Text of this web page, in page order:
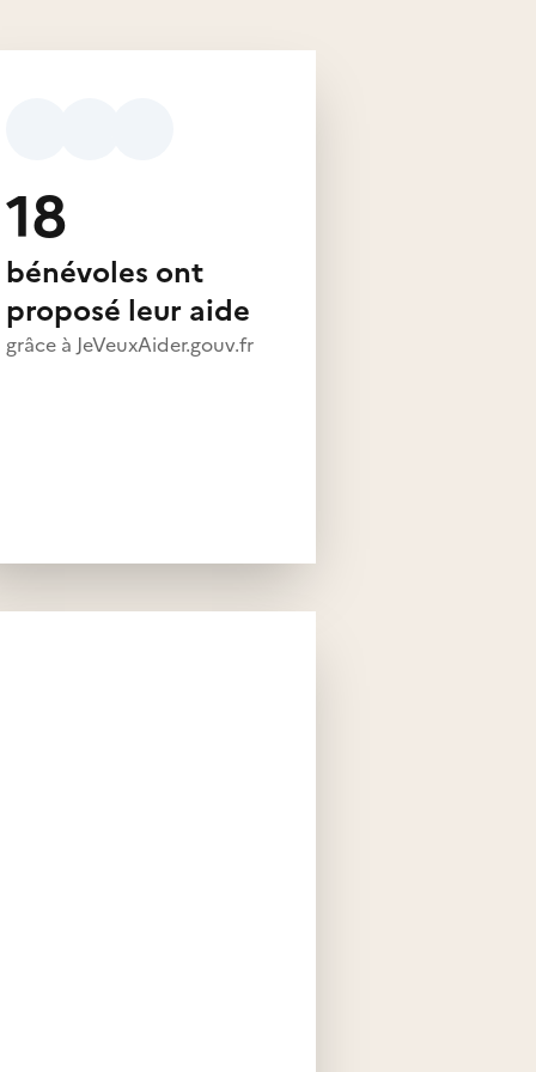
18
bénévoles ont
proposé leur aide
grâce à JeVeuxAider.gouv.fr